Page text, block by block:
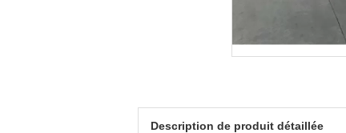
Description de produit détaillée